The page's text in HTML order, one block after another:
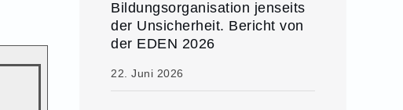
Bildungsorganisation jenseits
der Unsicherheit. Bericht von
der EDEN 2026
22. Juni 2026